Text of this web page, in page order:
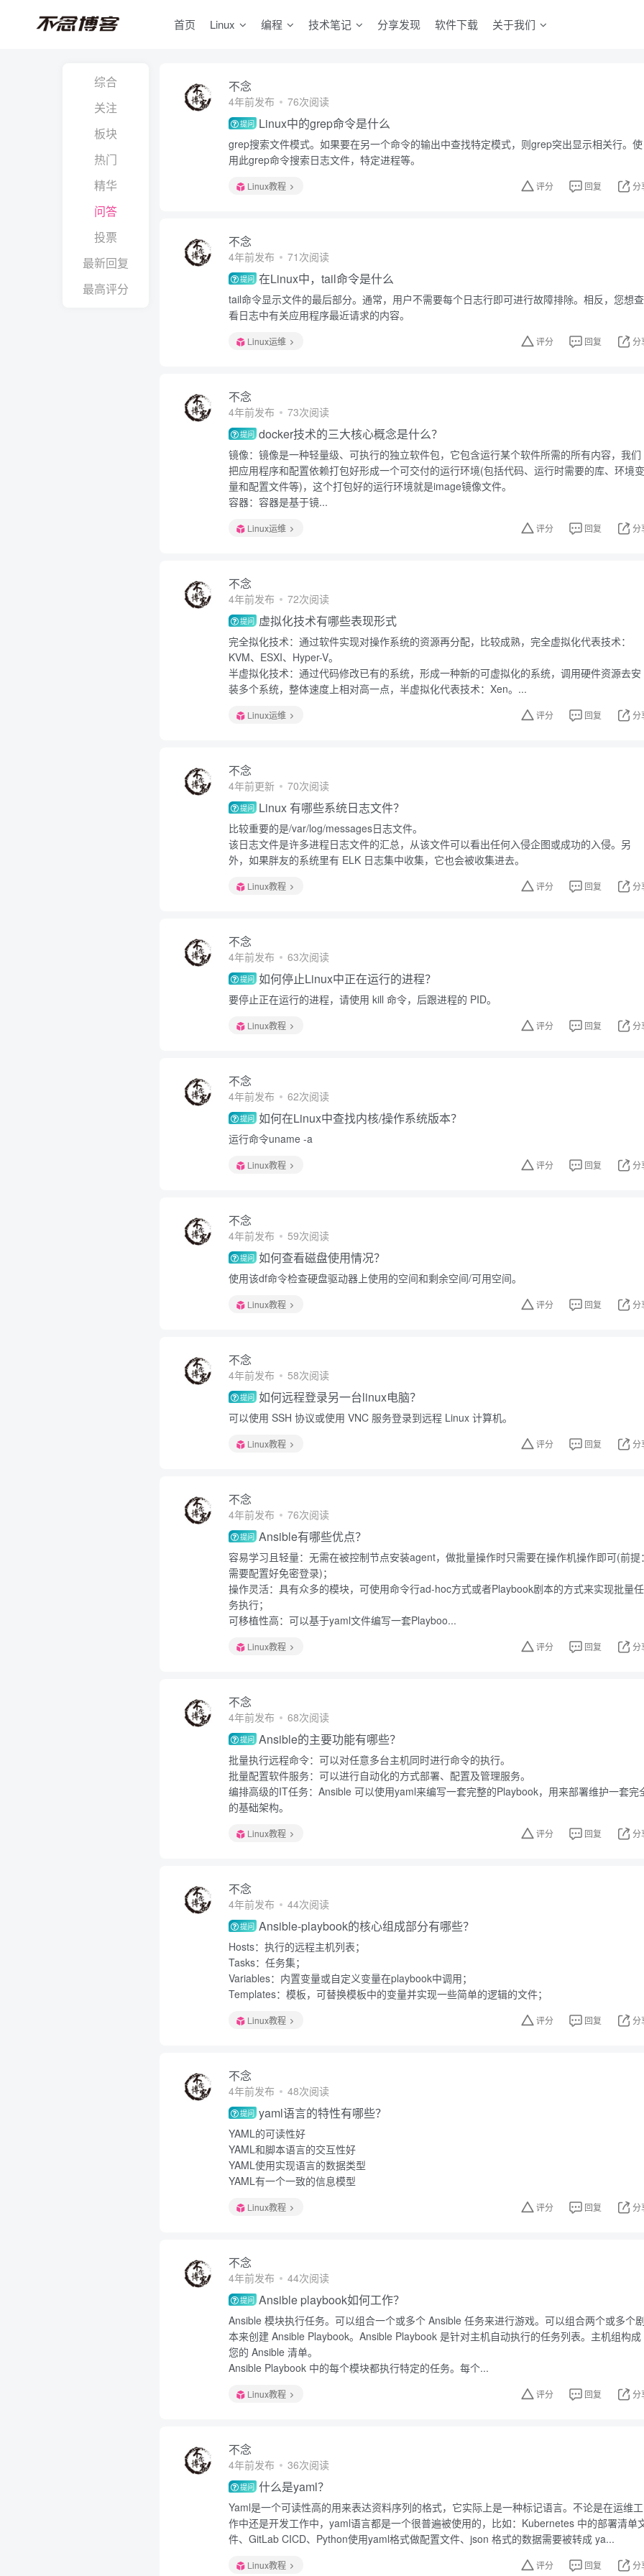
首页 Linux 编程 技术笔记 分享发现 软件下载 关于我们
综合
关注
板块
热门
精华
问答
投票
最新回复
最高评分
不念
4年前发布 76次阅读
提问 Linux中的grep命令是什么
grep搜索文件模式。如果要在另一个命令的输出中查找特定模式，则grep突出显示相关行。使
用此grep命令搜索日志文件，特定进程等。
Linux教程 评分 回复 分
不念
4年前发布 71次阅读
提问 在Linux中，tail命令是什么
tail命令显示文件的最后部分。通常，用户不需要每个日志行即可进行故障排除。相反，您想查
看日志中有关应用程序最近请求的内容。
Linux运维 评分 回复 分
不念
4年前发布 73次阅读
提问 docker技术的三大核心概念是什么？
镜像：镜像是一种轻量级、可执行的独立软件包，它包含运行某个软件所需的所有内容，我们
把应用程序和配置依赖打包好形成一个可交付的运行环境(包括代码、运行时需要的库、环境变
量和配置文件等)，这个打包好的运行环境就是image镜像文件。
容器：容器是基于镜...
Linux运维 评分 回复 分
不念
4年前发布 72次阅读
提问 虚拟化技术有哪些表现形式
完全拟化技术：通过软件实现对操作系统的资源再分配，比较成熟，完全虚拟化代表技术：
KVM、ESXI、Hyper-V。
半虚拟化技术：通过代码修改已有的系统，形成一种新的可虚拟化的系统，调用硬件资源去安
装多个系统，整体速度上相对高一点，半虚拟化代表技术：Xen。...
Linux运维 评分 回复 分
不念
4年前更新 70次阅读
提问 Linux 有哪些系统日志文件？
比较重要的是/var/log/messages日志文件。
该日志文件是许多进程日志文件的汇总，从该文件可以看出任何入侵企图或成功的入侵。另
外，如果胖友的系统里有 ELK 日志集中收集，它也会被收集进去。
Linux教程 评分 回复 分
不念
4年前发布 63次阅读
提问 如何停止Linux中正在运行的进程？
要停止正在运行的进程，请使用 kill 命令，后跟进程的 PID。
Linux教程 评分 回复 分
不念
4年前发布 62次阅读
提问 如何在Linux中查找内核/操作系统版本？
运行命令uname -a
Linux教程 评分 回复 分
不念
4年前发布 59次阅读
提问 如何查看磁盘使用情况？
使用该df命令检查硬盘驱动器上使用的空间和剩余空间/可用空间。
Linux教程 评分 回复 分
不念
4年前发布 58次阅读
提问 如何远程登录另一台linux电脑？
可以使用 SSH 协议或使用 VNC 服务登录到远程 Linux 计算机。
Linux教程 评分 回复 分
不念
4年前发布 76次阅读
提问 Ansible有哪些优点？
容易学习且轻量：无需在被控制节点安装agent，做批量操作时只需要在操作机操作即可(前提
需要配置好免密登录)；
操作灵活：具有众多的模块，可使用命令行ad-hoc方式或者Playbook剧本的方式来实现批量任
务执行；
可移植性高：可以基于yaml文件编写一套Playboo...
Linux教程 评分 回复 分
不念
4年前发布 68次阅读
提问 Ansible的主要功能有哪些？
批量执行远程命令：可以对任意多台主机同时进行命令的执行。
批量配置软件服务：可以进行自动化的方式部署、配置及管理服务。
编排高级的IT任务：Ansible 可以使用yaml来编写一套完整的Playbook，用来部署维护一套完
的基础架构。
Linux教程 评分 回复 分
不念
4年前发布 44次阅读
提问 Ansible-playbook的核心组成部分有哪些？
Hosts：执行的远程主机列表；
Tasks：任务集；
Variables：内置变量或自定义变量在playbook中调用；
Templates：模板，可替换模板中的变量并实现一些简单的逻辑的文件；
Linux教程 评分 回复 分
不念
4年前发布 48次阅读
提问 yaml语言的特性有哪些？
YAML的可读性好
YAML和脚本语言的交互性好
YAML使用实现语言的数据类型
YAML有一个一致的信息模型
Linux教程 评分 回复 分
不念
4年前发布 44次阅读
提问 Ansible playbook如何工作？
Ansible 模块执行任务。可以组合一个或多个 Ansible 任务来进行游戏。可以组合两个或多个
本来创建 Ansible Playbook。Ansible Playbook 是针对主机自动执行的任务列表。主机组构成
您的 Ansible 清单。
Ansible Playbook 中的每个模块都执行特定的任务。每个...
Linux教程 评分 回复 分
不念
4年前发布 36次阅读
提问 什么是yaml？
Yaml是一个可读性高的用来表达资料序列的格式，它实际上是一种标记语言。不论是在运维工
作中还是开发工作中，yaml语言都是一个很普遍被使用的，比如：Kubernetes 中的部署清单
件、GitLab CICD、Python使用yaml格式做配置文件、json 格式的数据需要被转成 ya...
Linux教程 评分 回复 分